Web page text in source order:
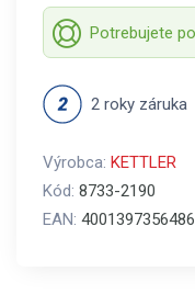
Potrebujete
2 roky záruka
Výrobca: KETTLER
Kód: 8733-2190
EAN: 4001397356486